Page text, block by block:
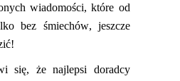
wiadomości, które od
bez śmiechów, jeszcze
się, że najlepsi doradcy